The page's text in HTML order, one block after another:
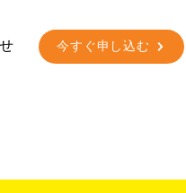
セカンダリーメニュー
今すぐ申し込む